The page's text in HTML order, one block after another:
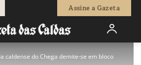
Assine a Gazeta
caldense do Chega demite-se em bloco